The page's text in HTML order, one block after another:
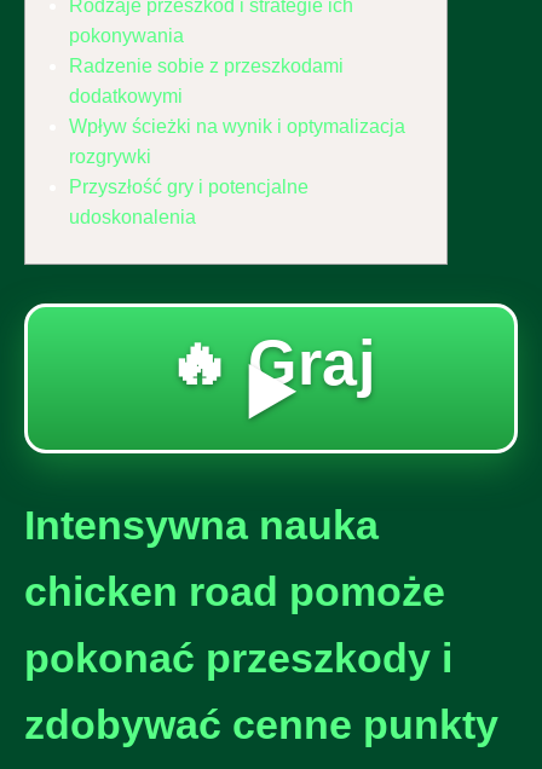
Rodzaje przeszkód i strategie ich
pokonywania
Radzenie sobie z przeszkodami
dodatkowymi
Wpływ ścieżki na wynik i optymalizacja
rozgrywki
Przyszłość gry i potencjalne
udoskonalenia
🔥 Graj
▶️
Intensywna nauka
chicken road pomoże
pokonać przeszkody i
zdobywać cenne punkty